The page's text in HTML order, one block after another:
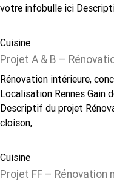
votre infobulle ici
Cuisine
Projet A & B –
Rénovation intérieure,
Localisation Rennes Gain
Descriptif du projet
cloison,
Cuisine
Projet FF – Rénovation